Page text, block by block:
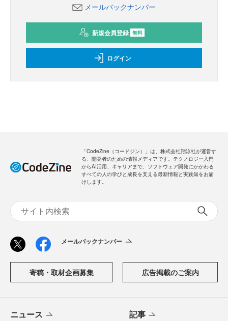
メールバックナンバー
新規会員登録 無料
ログイン
「CodeZine（コードジン）」は、株式会社翔泳社が運営す
る、開発者のための情報メディアです。テクノロジー入門
からAI活用、キャリアまで、ソフトウェア開発にかかわる
すべての人の学びと成長を支える最新情報と実践知をお届
けします。
メールバックナンバー
寄稿・取材企画募集 広告掲載のご案内
ニュース 記事